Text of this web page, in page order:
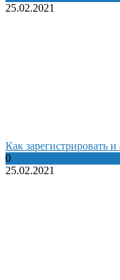
25.02.2021
Как зарегистрировать
0
25.02.2021